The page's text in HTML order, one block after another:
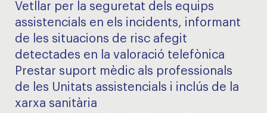
Vetllar per la seguretat dels equips
assistencials en els incidents, informant
de les situacions de risc afegit
detectades en la valoració telefònica
Prestar suport mèdic als professionals
de les Unitats assistencials i inclús de la
xarxa sanitària